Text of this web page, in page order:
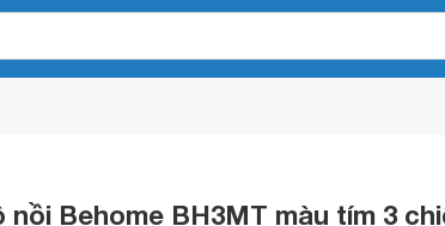
nồi Behome BH3MT màu tím 3